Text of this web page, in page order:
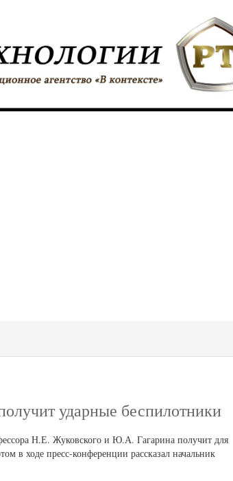
ударные беспилотники
Н.Е. Жуковского и Ю.А. Гагарина получит для
в ходе пресс-конференции рассказал начальник